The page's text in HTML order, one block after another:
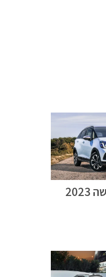
הונדה ג'אז החדשה 2023